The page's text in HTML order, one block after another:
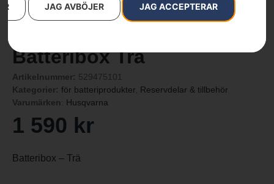
JAG ACCEPTERAR
JAG AVBÖJER
Batteribox Trä
Artikelnummer: 529475101
Kategorier: för batteriprodukter Reservdelar & tillbehör
Varumärken
Husqvarna
1 590 kr
Batteribox – Trä